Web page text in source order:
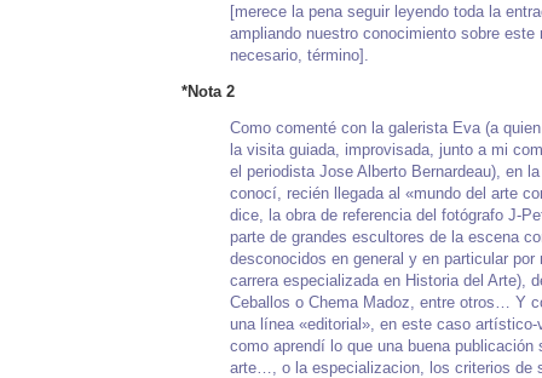
[merece la pena seguir leyendo toda la
ampliando nuestro conocimiento sobre este
necesario, término].
*Nota 2
Como comenté con la galerista Eva (a
la visita guiada, improvisada, junto a mi
el periodista Jose Alberto Bernardeau), en
conocí, recién llegada al «mundo del arte
dice, la obra de referencia del fotógrafo J-
parte de grandes escultores de la escena
desconocidos en general y en particular
carrera especializada en Historia del Arte),
Ceballos o Chema Madoz, entre otros… Y
una línea «editorial», en este caso
como aprendí lo que una buena publicación
arte…, o la especializacion, los criterios de